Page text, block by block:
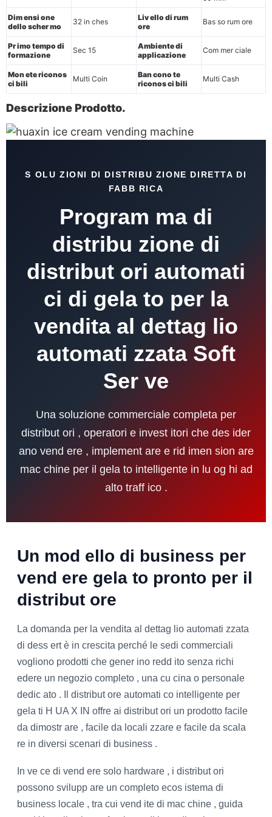
Dim ensi one
dello scher mo
32 in ches
Liv ello di rum
ore
Bas so rum ore
Pr imo tempo di
formazione
Sec 15
Ambiente di
applicazione
Com mer ciale
Mon ete riconos
ci bili
Multi Coin
Ban cono te
riconos ci bili
Multi Cash
Descrizione Prodotto.
S OLU ZIONI DI DISTRIBU ZIONE DIRETTA DI
FABB RICA
Program ma di
distribu zione di
distribut ori automati
ci di gela to per la
vendita al dettag lio
automati zzata Soft
Ser ve
Una soluzione commerciale completa per
distribut ori , operatori e invest itori che des ider
ano vend ere , implement are e rid imen sion are
mac chine per il gela to intelligente in lu og hi ad
alto traff ico .
Un mod ello di business per
vend ere gela to pronto per il
distribut ore
La domanda per la vendita al dettag lio automati zzata
di dess ert è in crescita perché le sedi commerciali
vogliono prodotti che gener ino redd ito senza richi
edere un negozio completo , una cu cina o personale
dedic ato . Il distribut ore automati co intelligente per
gela ti H UA X IN offre ai distribut ori un prodotto facile
da dimostr are , facile da locali zzare e facile da scala
re in diversi scenari di business .
In ve ce di vend ere solo hardware , i distribut ori
possono svilupp are un completo ecos istema di
business locale , tra cui vend ite di mac chine , guida